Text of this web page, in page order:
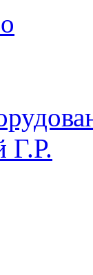
Г.Р.